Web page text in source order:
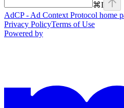
⌘I
AdCP - Ad Context Protocol home
Privacy PolicyTerms of Use
Powered by